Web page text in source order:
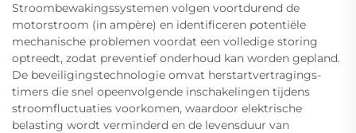
Stroombewakingssystemen volgen voortdurend de
motorstroom (in ampère) en identificeren potentiële
mechanische problemen voordat een volledige storing
optreedt, zodat preventief onderhoud kan worden gepland.
De beveiligingstechnologie omvat herstartvertragings-
timers die snel opeenvolgende inschakelingen tijdens
stroomfluctuaties voorkomen, waardoor elektrische
belasting wordt verminderd en de levensduur van